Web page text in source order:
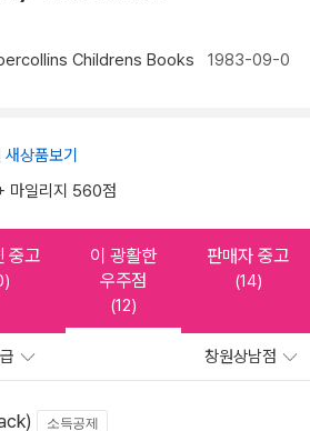
Childrens Books 1983-09-0
새상품보기
마일리지 560점
중고
이 광활한
우주점
(12)
판매자 중고
(14)
창원상남점
소득공제